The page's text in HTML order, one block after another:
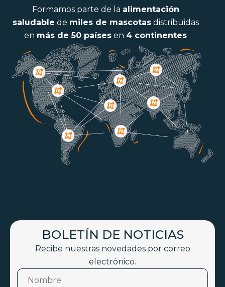
Formamos parte de la alimentación
saludable de miles de mascotasdistribuidas
en más de 50 países en 4 continentes
BOLETÍN DE NOTICIAS
Recibe nuestras novedades por correo
electrónico.